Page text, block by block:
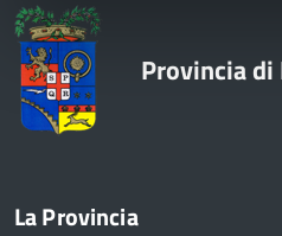
Provincia
La Provincia